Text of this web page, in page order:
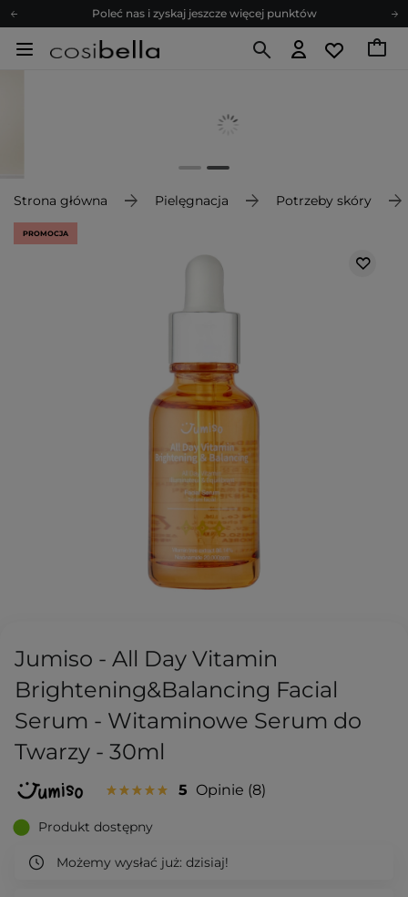
Poleć nas i zyskaj jeszcze więcej punktów
Zapisz się na newsletter pełen porad
Poleć nas i zyskaj jeszcze więcej punktów
Strona główna Pielęgnacja Potrzeby skóry
PROMOCJA
Jumiso - All Day Vitamin
Brightening&Balancing Facial
Serum - Witaminowe Serum do
Twarzy - 30ml
5 Opinie 8
Produkt dostępny
Możemy wysłać już: dzisiaj!